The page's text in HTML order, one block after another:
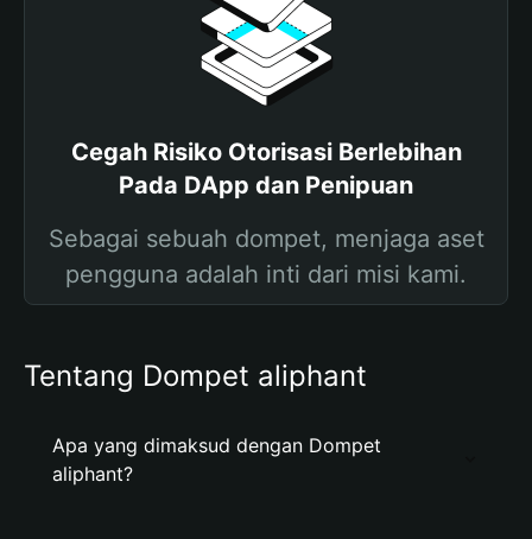
Cegah Risiko Otorisasi Berlebihan
Pada DApp dan Penipuan
Sebagai sebuah dompet, menjaga aset
pengguna adalah inti dari misi kami.
Tentang Dompet aliphant
Apa yang dimaksud dengan Dompet
aliphant?